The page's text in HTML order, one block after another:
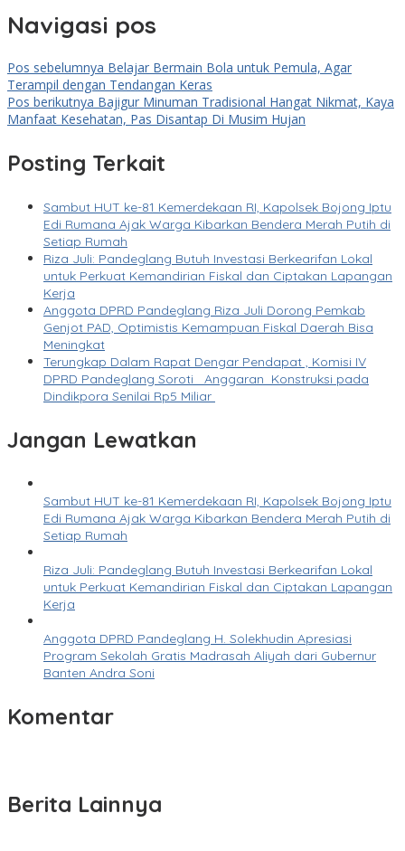
Navigasi pos
Pos sebelumnya Belajar Bermain Bola untuk Pemula, Agar
Terampil dengan Tendangan Keras
Pos berikutnya Bajigur Minuman Tradisional Hangat Nikmat, Kaya
Manfaat Kesehatan, Pas Disantap Di Musim Hujan
Posting Terkait
Sambut HUT ke-81 Kemerdekaan RI, Kapolsek Bojong Iptu
Edi Rumana Ajak Warga Kibarkan Bendera Merah Putih di
Setiap Rumah
Riza Juli: Pandeglang Butuh Investasi Berkearifan Lokal
untuk Perkuat Kemandirian Fiskal dan Ciptakan Lapangan
Kerja
Anggota DPRD Pandeglang Riza Juli Dorong Pemkab
Genjot PAD, Optimistis Kemampuan Fiskal Daerah Bisa
Meningkat
Terungkap Dalam Rapat Dengar Pendapat , Komisi IV
DPRD Pandeglang Soroti Anggaran Konstruksi pada
Dindikpora Senilai Rp5 Miliar
Jangan Lewatkan
Sambut HUT ke-81 Kemerdekaan RI, Kapolsek Bojong Iptu
Edi Rumana Ajak Warga Kibarkan Bendera Merah Putih di
Setiap Rumah
Riza Juli: Pandeglang Butuh Investasi Berkearifan Lokal
untuk Perkuat Kemandirian Fiskal dan Ciptakan Lapangan
Kerja
Anggota DPRD Pandeglang H. Solekhudin Apresiasi
Program Sekolah Gratis Madrasah Aliyah dari Gubernur
Banten Andra Soni
Komentar
Berita Lainnya